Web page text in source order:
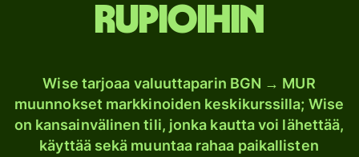
rupioihin
Wise tarjoaa valuuttaparin BGN → MUR
muunnokset markkinoiden keskikurssilla; Wise
on kansainvälinen tili, jonka kautta voi lähettää,
käyttää sekä muuntaa rahaa paikallisten